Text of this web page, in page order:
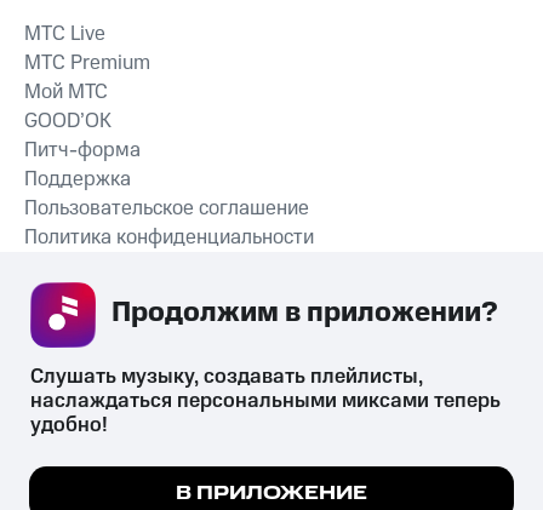
СКАЧАТЬ ПРИЛОЖЕНИЕ
MTС Live
MTС Premium
Мой МТС
GOOD’OK
Питч-форма
Поддержка
Пользовательское соглашение
Политика конфиденциальности
психотропных веществ, их аналогов причиняет вред здоровью,
их незаконный оборот запрещён и влечёт установленную
Мы используем куки, чтобы на сайте все
Слушать музыку, создавать плейлисты,
наслаждаться персональными миксами теперь
удобно!
В ПРИЛОЖЕНИЕ